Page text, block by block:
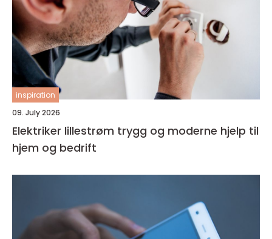
inspiration
09. July 2026
Elektriker lillestrøm trygg og moderne hjelp til
hjem og bedrift